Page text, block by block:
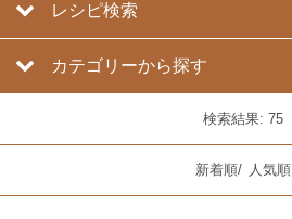
レシピ検索
カテゴリーから探す
検索結果: 75
新着順/ 人気順